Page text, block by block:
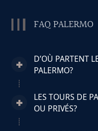
FAQ PALERMO
D’OÙ PARTENT
PALERMO?
LES TOURS DE
OU PRIVÉS?